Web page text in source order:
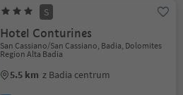
S
Hotel Conturines
San Cassiano/San Cassiano, Badia, Dolomites
Region Alta Badia
5.5 km z Badia centrum